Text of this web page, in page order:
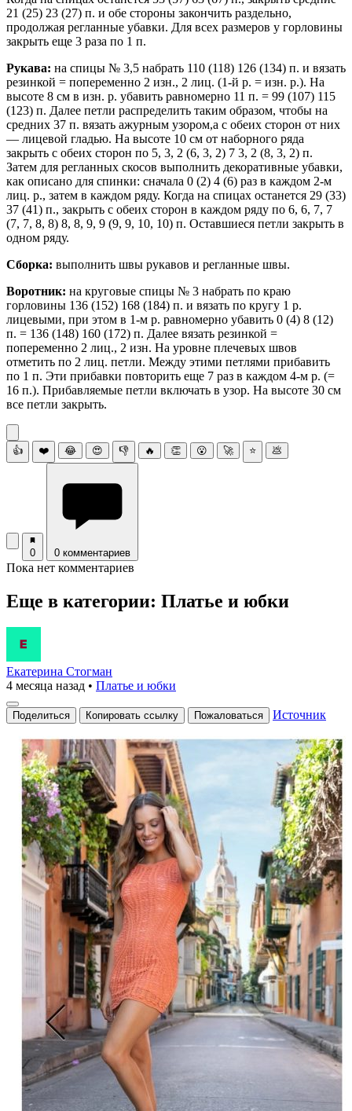
21 (25) 23 (27) п. и обе стороны закончить раздельно,
продолжая регланные убавки. Для всех размеров у горловины
закрыть еще 3 раза по 1 п.
Рукава: на спицы № 3,5 набрать 110 (118) 126 (134) п. и вязать
резинкой = попеременно 2 изн., 2 лиц. (1-й р. = изн. р.). На
высоте 8 см в изн. р. убавить равномерно 11 п. = 99 (107) 115
(123) п. Далее петли распределить таким образом, чтобы на
средних 37 п. вязать ажурным узором,а с обеих сторон от них
— лицевой гладью. На высоте 10 см от наборного ряда
закрыть с обеих сторон по 5, 3, 2 (6, 3, 2) 7 3, 2 (8, 3, 2) п.
Затем для регланных скосов выполнить декоративные убавки,
как описано для спинки: сначала 0 (2) 4 (6) раз в каждом 2-м
лиц. р., затем в каждом ряду. Когда на спицах останется 29 (33)
37 (41) п., закрыть с обеих сторон в каждом ряду по 6, 6, 7, 7
(7, 7, 8, 8) 8, 8, 9, 9 (9, 9, 10, 10) п. Оставшиеся петли закрыть в
одном ряду.
Сборка: выполнить швы рукавов и регланные швы.
Воротник: на круговые спицы № 3 набрать по краю
горловины 136 (152) 168 (184) п. и вязать по кругу 1 р.
лицевыми, при этом в 1-м р. равномерно убавить 0 (4) 8 (12)
п. = 136 (148) 160 (172) п. Далее вязать резинкой =
попеременно 2 лиц., 2 изн. На уровне плечевых швов
отметить по 2 лиц. петли. Между этими петлями прибавить
по 1 п. Эти прибавки повторить еще 7 раз в каждом 4-м р. (=
16 п.). Прибавляемые петли включать в узор. На высоте 30 см
все петли закрыть.
👍 ❤️ 😂 😍 👎 🔥 👏 😮 🚀 ⭐ 💩
0 0 комментариев
Пока нет комментариев
Еще в категории: Платье и юбки
Екатерина Стогман
4 месяца назад • Платье и юбки
Поделиться Копировать ссылку Пожаловаться Источник